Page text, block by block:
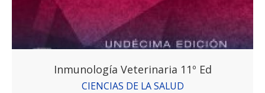
Inmunología Veterinaria 11º Ed
CIENCIAS DE LA SALUD